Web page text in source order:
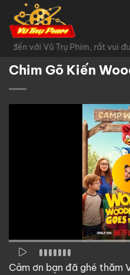
Chuyển
đến
nội
dung
đến với Vũ Trụ Phim, rất vui
Chim Gõ Kiến
Cảm ơn bạn đã ghé thăm